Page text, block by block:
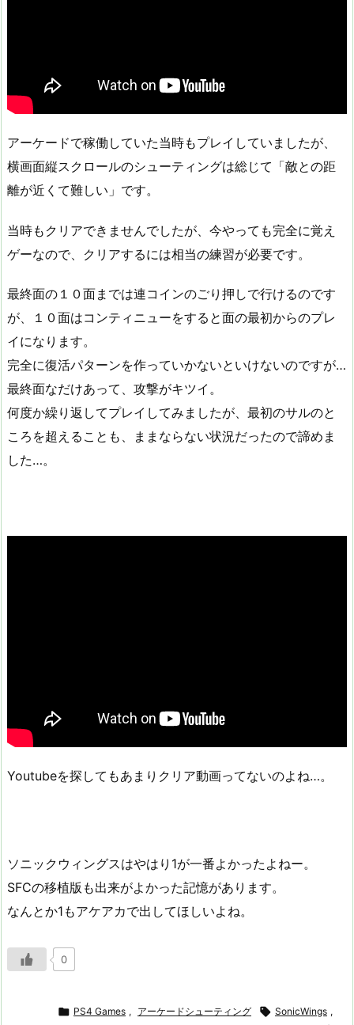
アーケードで稼働していた当時もプレイしていましたが、
横画面縦スクロールのシューティングは総じて「敵との距
離が近くて難しい」です。
当時もクリアできませんでしたが、今やっても完全に覚え
ゲーなので、クリアするには相当の練習が必要です。
最終面の１０面までは連コインのごり押しで行けるのです
が、１０面はコンティニューをすると面の最初からのプレ
イになります。
完全に復活パターンを作っていかないといけないのですが…
最終面なだけあって、攻撃がキツイ。
何度か繰り返してプレイしてみましたが、最初のサルのと
ころを超えることも、ままならない状況だったので諦めま
した…。
Youtubeを探してもあまりクリア動画ってないのよね…。
ソニックウィングスはやはり1が一番よかったよねー。
SFCの移植版も出来がよかった記憶があります。
なんとか1もアケアカで出してほしいよね。
0
 PS4 Games , アーケードシューティング  SonicWings ,